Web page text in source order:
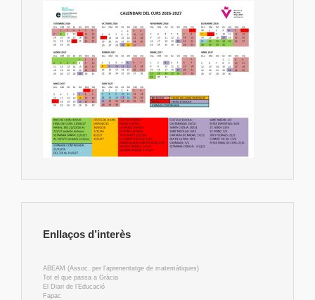
Enllaços d’interès
ABEAM (Assoc. per l'aprenentatge de matemàtiques)
Tot el que passa a Gràcia
El Diari de l'Educació
Fapac